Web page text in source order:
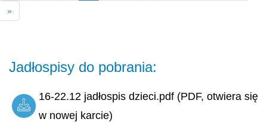
»
Jadłospisy do pobrania:
16-22.12 jadłospis dzieci.pdf (PDF, otwiera się
w nowej karcie)